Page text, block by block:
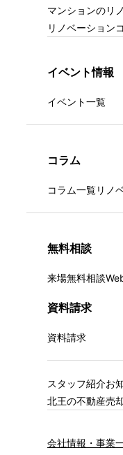
マンションのリ
リノベーション
イベント情報
イベント一覧
コラム
コラム一覧リノ
無料相談
来場無料相談
資料請求
資料請求
スタッフ紹介お
北王の不動産売
会社情報・事業